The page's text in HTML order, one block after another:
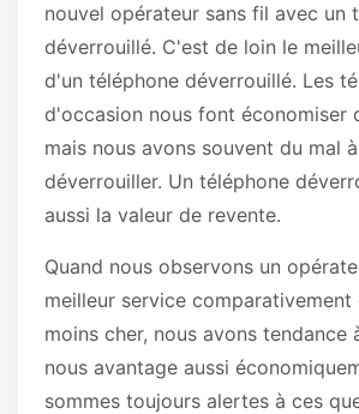
nouvel opérateur sans fil avec un
déverrouillé. C'est de loin le
d'un téléphone déverrouillé. Les
d'occasion nous font économiser
mais nous avons souvent du mal
déverrouiller. Un téléphone
aussi la valeur de revente.
Quand nous observons un
meilleur service
moins cher, nous avons tendance
nous avantage aussi
sommes toujours alertes à ces